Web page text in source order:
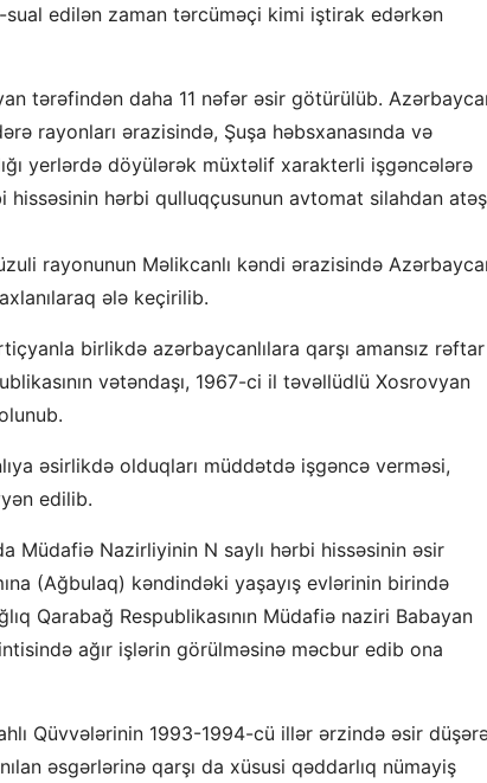
sual edilən zaman tərcüməçi kimi iştirak edərkən
tərəfindən daha 11 nəfər əsir götürülüb.
rayonları ərazisində, Şuşa həbsxanasında və
yerlərdə döyülərək müxtəlif xarakterli işgəncələrə
hissəsinin hərbi qulluqçusunun avtomat silahdan atəş
rayonunun Məlikcanlı kəndi ərazisində
ələ keçirilib.
birlikdə azərbaycanlılara qarşı amansız rəftar
vətəndaşı, 1967-ci il təvəllüdlü Xosrovyan
əsirlikdə olduqları müddətdə işgəncə verməsi,
edilib.
Müdafiə Nazirliyinin N saylı hərbi hissəsinin əsir
(Ağbulaq) kəndindəki yaşayış evlərinin birində
Qarabağ Respublikasının Müdafiə naziri Babayan
ağır işlərin görülməsinə məcbur edib ona
Qüvvələrinin 1993-1994-cü illər ərzində əsir
əsgərlərinə qarşı da xüsusi qəddarlıq nümayiş